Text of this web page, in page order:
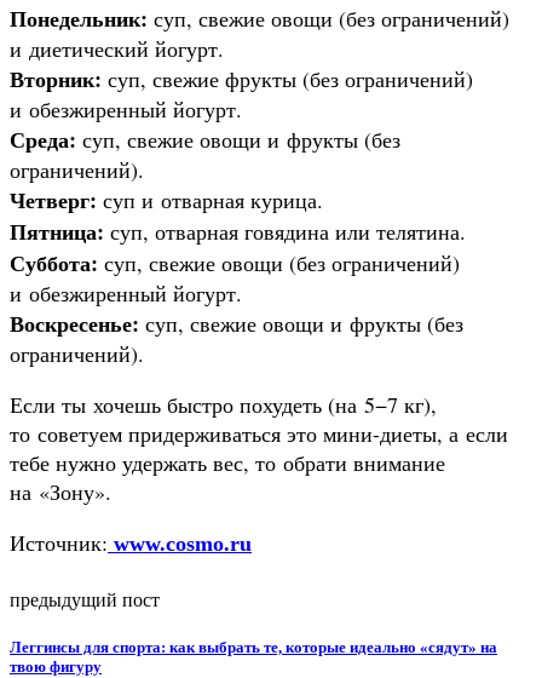
Понедельник: суп, свежие овощи (без ограничений)
и диетический йогурт.
Вторник: суп, свежие фрукты (без ограничений)
и обезжиренный йогурт.
Среда: суп, свежие овощи и фрукты (без
ограничений).
Четверг: суп и отварная курица.
Пятница: суп, отварная говядина или телятина.
Суббота: суп, свежие овощи (без ограничений)
и обезжиренный йогурт.
Воскресенье: суп, свежие овощи и фрукты (без
ограничений).
Если ты хочешь быстро похудеть (на 5−7 кг),
то советуем придерживаться это мини-диеты, а если
тебе нужно удержать вес, то обрати внимание
на «Зону».
Источник: www.cosmo.ru
предыдущий пост
Леггинсы для спорта: как выбрать те, которые идеально «сядут» на
твою фигуру